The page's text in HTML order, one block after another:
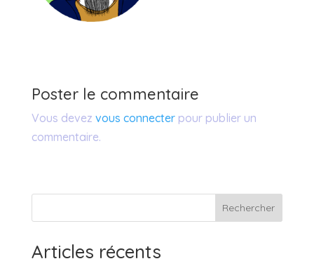
Poster le commentaire
Vous devez vous connecterpour publier un
commentaire.
Rechercher
Articles récents